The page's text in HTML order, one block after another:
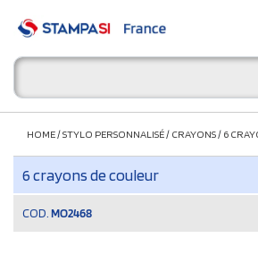
HOME/STYLO PERSONNALISÉ/ CRAYONS/ 6
6 crayons de couleur
COD. MO2468